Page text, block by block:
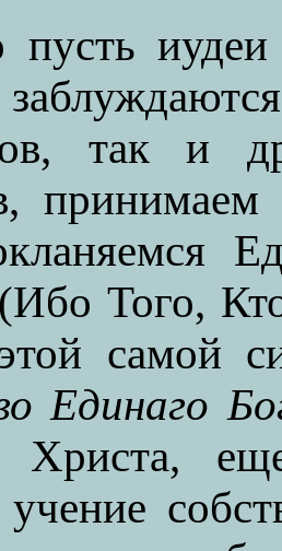
так и
принимаем
Того,
самой
Единаго
Христа,
учение